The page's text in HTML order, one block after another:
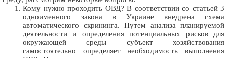
Кому нужно проходить ОВД? В соответствии со статьей 3
одноименного закона в Украине внедрена схема
автоматического скрининга. Путем анализа планируемой
деятельности и определения потенциальных рисков для
окружающей среды субъект хозяйствования
самостоятельно определяет необходимость выполнения